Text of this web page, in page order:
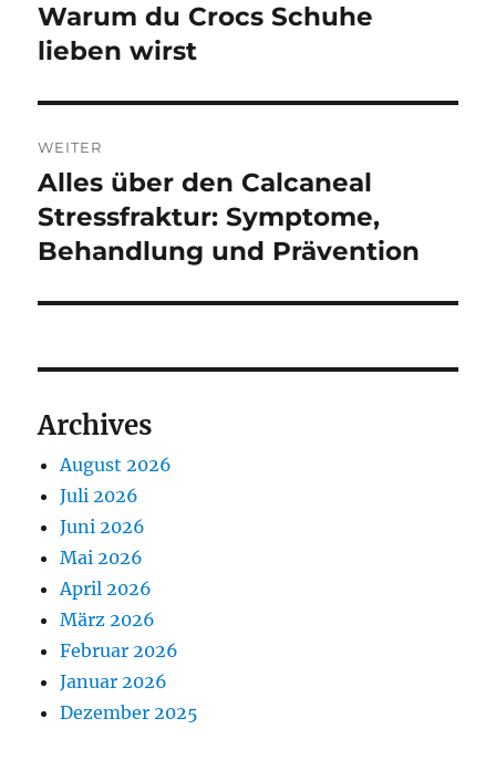
Vorheriger
Beitrag:
Warum du Crocs Schuhe
lieben wirst
WEITER
Nächster
Beitrag:
Alles über den Calcaneal
Stressfraktur: Symptome,
Behandlung und Prävention
Archives
August 2026
Juli 2026
Juni 2026
Mai 2026
April 2026
März 2026
Februar 2026
Januar 2026
Dezember 2025